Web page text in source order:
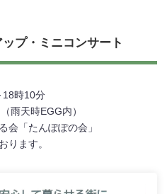
プ・ミニコンサート
時10分
天時EGG内）
「たんぽぽの会」
ります。